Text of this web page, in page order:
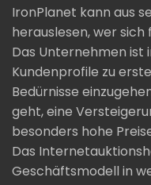
IronPlanet kann aus
herauslesen, wer
Das Unternehmen ist
Kundenprofile zu
Bedürnisse
geht, eine
besonders hohe
Das
Geschäftsmodell in